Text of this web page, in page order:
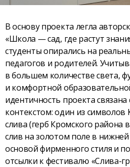
В основу проекта легла
«Школа — сад, где растут
студенты опирались на
педагогов и родителей.
в большем количестве света,
и комфортной
идентичность проекта
контекстом: один из
слива (герб Кромского района
слив на золотом поле в
основой фирменного стиля и
отсылки к фестивалю «Слива-